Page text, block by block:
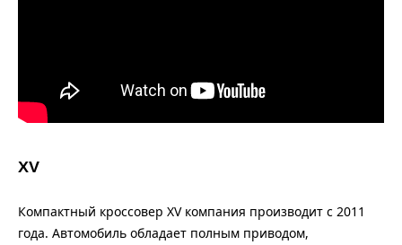
XV
Компактный кроссовер XV компания производит с 2011
года. Автомобиль обладает полным приводом,